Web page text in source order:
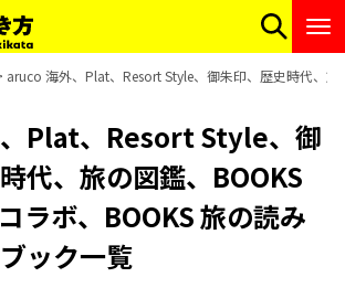
aruco 海外、Plat、Resort Style、御朱印、歴史時代、
Plat、Resort Style、御
代、旅の図鑑、BOOKS
ラボ、BOOKS 旅の読み
ック一覧